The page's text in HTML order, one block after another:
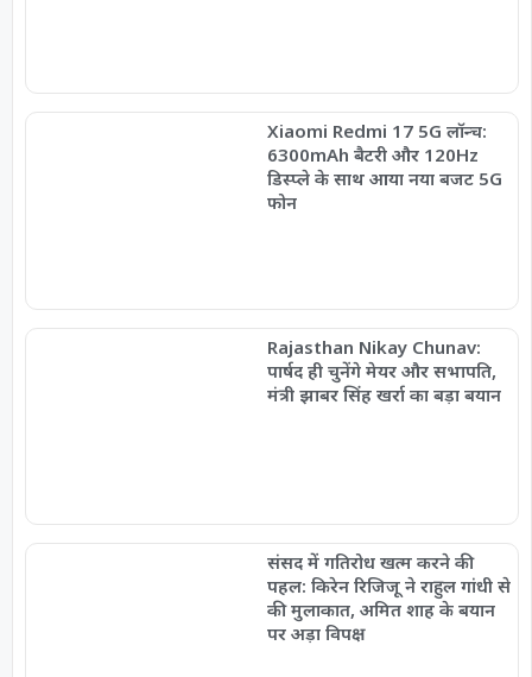
Xiaomi Redmi 17 5G लॉन्च:
6300mAh बैटरी और 120Hz
डिस्प्ले के साथ आया नया बजट 5G
फोन
Rajasthan Nikay Chunav:
पार्षद ही चुनेंगे मेयर और सभापति,
मंत्री झाबर सिंह खर्रा का बड़ा बयान
संसद में गतिरोध खत्म करने की
पहल: किरेन रिजिजू ने राहुल गांधी से
की मुलाकात, अमित शाह के बयान
पर अड़ा विपक्ष